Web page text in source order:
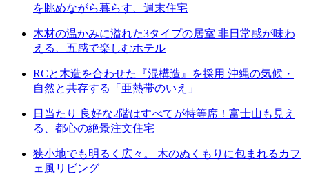
を眺めながら暮らす、週末住宅
木材の温かみに溢れた3タイプの居室 非日常感が味わ
える、五感で楽しむホテル
RCと木造を合わせた『混構造』を採用 沖縄の気候・
自然と共存する「亜熱帯のいえ」
日当たり 良好な2階はすべてが特等席！富士山も見え
る、都心の絶景注文住宅
狭小地でも明るく広々。 木のぬくもりに包まれるカフ
ェ風リビング